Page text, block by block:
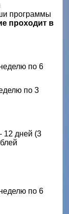
программы
проходит в
по 6
по 3
12 дней (3
по 6